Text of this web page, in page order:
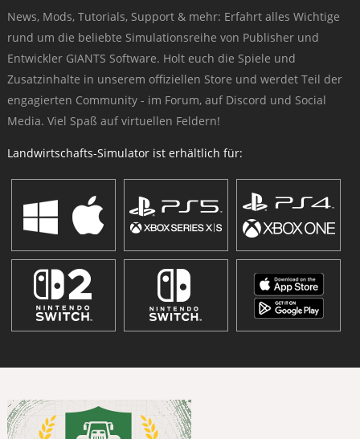
News, Mods, Tutorials, Support & mehr: Erfahrt alles Wichtige
rund um die beliebte Simulationsreihe von Publisher und
Entwickler GIANTS Software. Holt euch die Spiele und
Zusatzinhalte in unserem offiziellen Store und werdet Teil der
engagierten Community - im Forum, auf Discord und Social
Media. Viel Spaß auf virtuellen Feldern!
Landwirtschafts-Simulator ist erhältlich für: